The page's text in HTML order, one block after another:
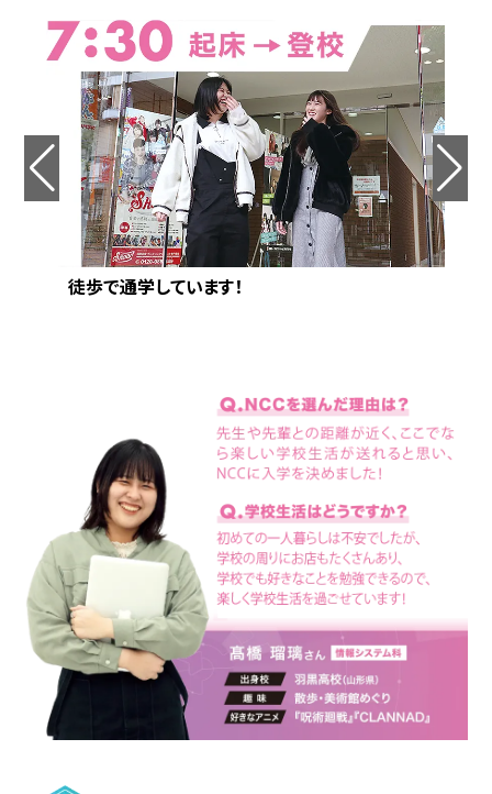
徒歩で通学しています！